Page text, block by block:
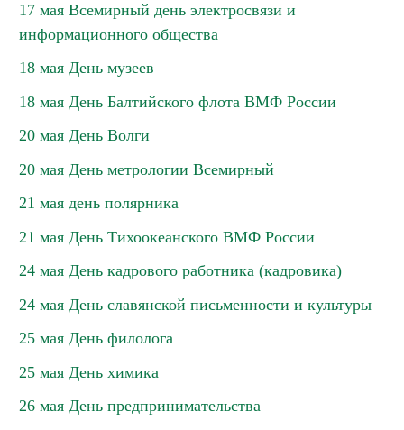
17 мая Всемирный день электросвязи и
информационного общества
18 мая День музеев
18 мая День Балтийского флота ВМФ России
20 мая День Волги
20 мая День метрологии Всемирный
21 мая день полярника
21 мая День Тихоокеанского ВМФ России
24 мая День кадрового работника (кадровика)
24 мая День славянской письменности и культуры
25 мая День филолога
25 мая День химика
26 мая День предпринимательства